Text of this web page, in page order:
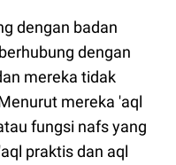
dengan badan
dengan
mereka tidak
mereka 'aql
fungsi nafs yang
praktis dan aql